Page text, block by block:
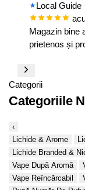
Local Guide
Magazin bine
prietenos și
Categorii
Categoriile
‹
Lichide & Arome
Lichide Branded &
Vape După Aromă
Vape Reîncărcabil